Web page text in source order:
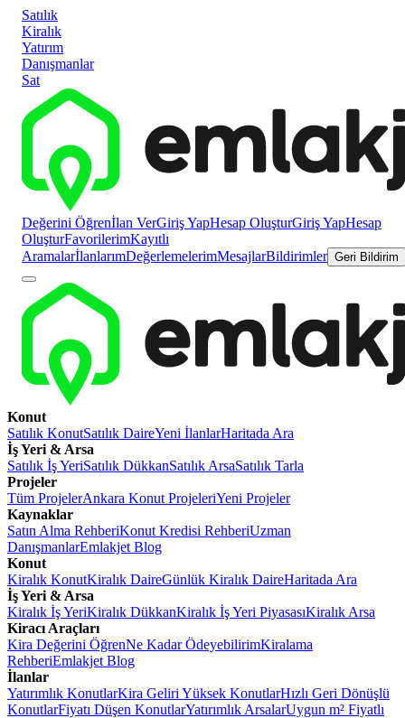
Satılık
Kiralık
Yatırım
Danışmanlar
Sat
Değerini Öğrenİlan VerGiriş YapHesap OluşturGiriş YapHesap
OluşturFavorilerimKayıtlı
AramalarİlanlarımDeğerlemelerimMesajlarBildirimler Geri Bildirim
Konut
Satılık KonutSatılık DaireYeni İlanlarHaritada Ara
İş Yeri & Arsa
Satılık İş YeriSatılık DükkanSatılık ArsaSatılık Tarla
Projeler
Tüm ProjelerAnkara Konut ProjeleriYeni Projeler
Kaynaklar
Satın Alma RehberiKonut Kredisi RehberiUzman
DanışmanlarEmlakjet Blog
Konut
Kiralık KonutKiralık DaireGünlük Kiralık DaireHaritada Ara
İş Yeri & Arsa
Kiralık İş YeriKiralık DükkanKiralık İş Yeri PiyasasıKiralık Arsa
Kiracı Araçları
Kira Değerini ÖğrenNe Kadar ÖdeyebilirimKiralama
RehberiEmlakjet Blog
İlanlar
Yatırımlık KonutlarKira Geliri Yüksek KonutlarHızlı Geri Dönüşlü
KonutlarFiyatı Düşen KonutlarYatırımlık ArsalarUygun m² Fiyatlı